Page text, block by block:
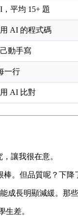
平均 15+ 題
AI 的程式碼
動手寫
一行
AI 比對
讓我很在意。
。但品質呢？下
長明顯減緩。那
生差。